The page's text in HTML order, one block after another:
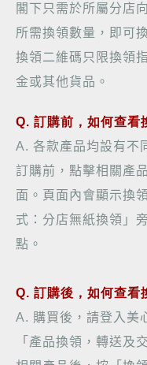
閣下只需於所屬分店
所需換領數量，即可
換領二維碼只限換領
金或其他貨品。
Q. 訂購前，如何查看
A. 各款產品均設有不
訂購前，點擊相關產
面。頁面內會顯示換
式：分店無紙換領」
點。
Q. 訂購後，如何查看
A. 購買後，請登入美
「產品換領，轉送及